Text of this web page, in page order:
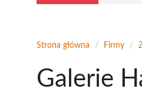
Strona główna / Firmy /
Galerie